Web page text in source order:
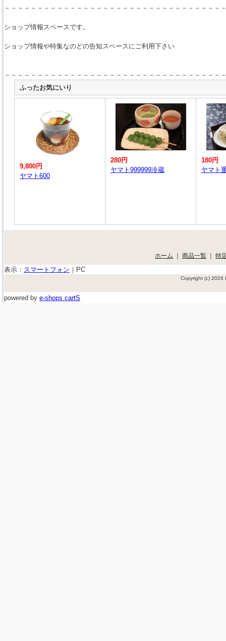
－－－－－－－－－－－－－－－－－－－－－－－－－－－－－－－－－
ショップ情報スペースです。
ショップ情報や特集なのどの告知スペースにご利用下さい
－－－－－－－－－－－－－－－－－－－－－－－－－－－－－－－－－
ふったお気にいり
9,800円
ヤマト600
280円
ヤマト999999冷蔵
180円
ヤマト
ホーム ｜ 商品一覧 ｜ 特
表示： スマートフォン ｜ PC
Copyright (c) 2026
powered by e-shops cartS